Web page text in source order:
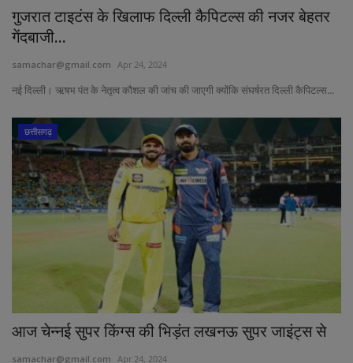
गुजरात टाइटंस के खिलाफ दिल्ली कैपिटल्स की नजर बेहतर
गेंदबाजी...
samachar@gmail.com Apr 24, 2024
नई दिल्ली। ऋषभ पंत के नेतृत्व कौशल की जांच की जाएगी क्योंकि संघर्षरत दिल्ली कैपिटल्स...
छत्तीसगढ़
आज चेन्नई सुपर किंग्स की भिड़ंत लखनऊ सुपर जाइंट्स से
samachar@gmail.com Apr 24, 2024